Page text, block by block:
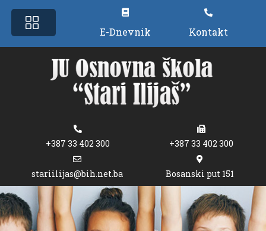
E-Dnevnik Kontakt
+387 33 402 300 +387 33 402 300
stariilijas@bih.net.ba Bosanski put 151